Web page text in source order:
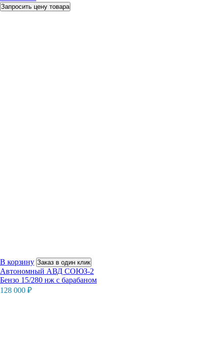
Запросить цену товара
В корзину Заказ в один клик
Автономный АВД СОЮЗ-2
Бензо 15/280 нж с барабаном
128 000 ₽